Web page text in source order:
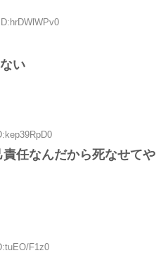
い
任なんだから死なせてや
F1z0